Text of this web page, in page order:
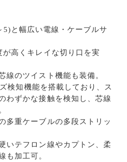
と幅広い電線・ケーブルサ
が高くキレイな切り口を実
線のツイスト機能も装備。
検知機能を搭載しており、ス
わずかな接触を検知し、芯線
多重ケーブルの多段ストリッ
いテフロン線やカプトン、柔
も加工可。